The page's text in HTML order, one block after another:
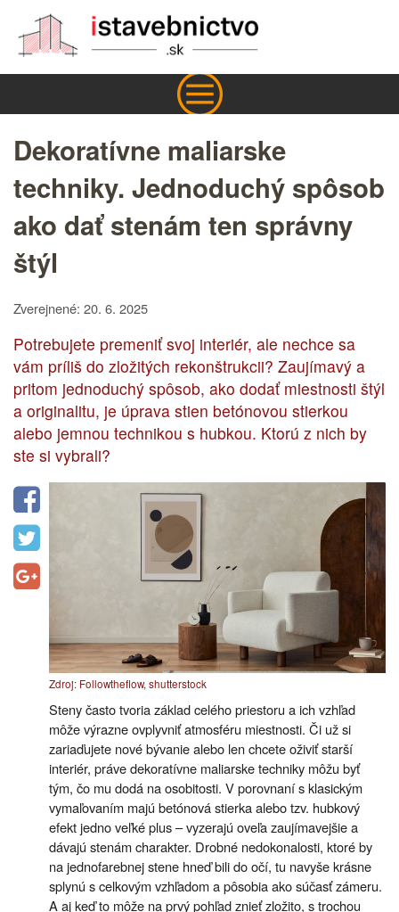
Dekoratívne maliarske
techniky. Jednoduchý spôsob
ako dať stenám ten správny
štýl
Zverejnené: 20. 6. 2025
Potrebujete premeniť svoj interiér, ale nechce sa
vám príliš do zložitých rekonštrukcii? Zaujímavý a
pritom jednoduchý spôsob, ako dodať miestnosti štýl
a originalitu, je úprava stien betónovou stierkou
alebo jemnou technikou s hubkou. Ktorú z nich by
ste si vybrali?
Zdroj: Followtheflow, shutterstock
Steny často tvoria základ celého priestoru a ich vzhľad
môže výrazne ovplyvniť atmosféru miestnosti. Či už si
zariaďujete nové bývanie alebo len chcete oživiť starší
interiér, práve dekoratívne maliarske techniky môžu byť
tým, čo mu dodá na osobitosti. V porovnaní s klasickým
vymaľovaním majú betónová stierka alebo tzv. hubkový
efekt jedno veľké plus – vyzerajú oveľa zaujímavejšie a
dávajú stenám charakter. Drobné nedokonalosti, ktoré by
na jednofarebnej stene hneď bili do očí, tu navyše krásne
splynú s celkovým vzhľadom a pôsobia ako súčasť zámeru.
A aj keď to môže na prvý pohľad znieť zložito, s trochou